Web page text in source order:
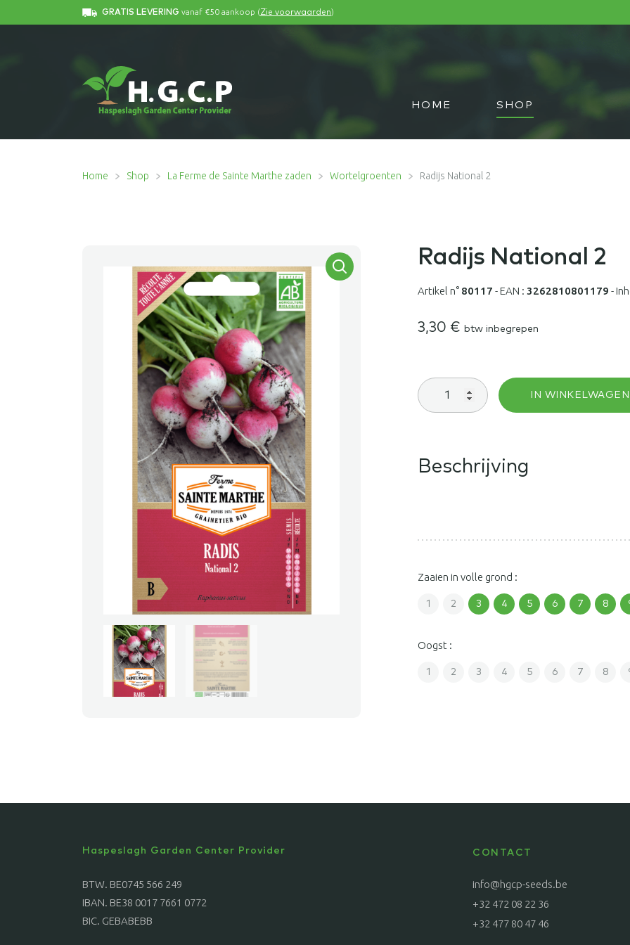
GRATIS LEVERING vanaf €50 aankoop (Zie voorwaarden)
HOME SHOP
Home Shop La Ferme de Sainte Marthe zaden Wortelgroenten Radijs National 2
Radijs National 2
Artikel n° 80117 -EAN :3262810801179 -
3,30 € btw inbegrepen
Radijs
National
IN WINKELWAGEN
Beschrijving
Zaaien in volle grond :
1 2 3 4 5 6 7 8
Oogst :
1 2 3 4 5 6 7 8
Haspeslagh Garden Center Provider
BTW. BE0745 566 249
IBAN. BE38 0017 7661 0772
BIC. GEBABEBB
CONTACT
info@hgcp-seeds.be
+32 472 08 22 36
+32 477 80 47 46